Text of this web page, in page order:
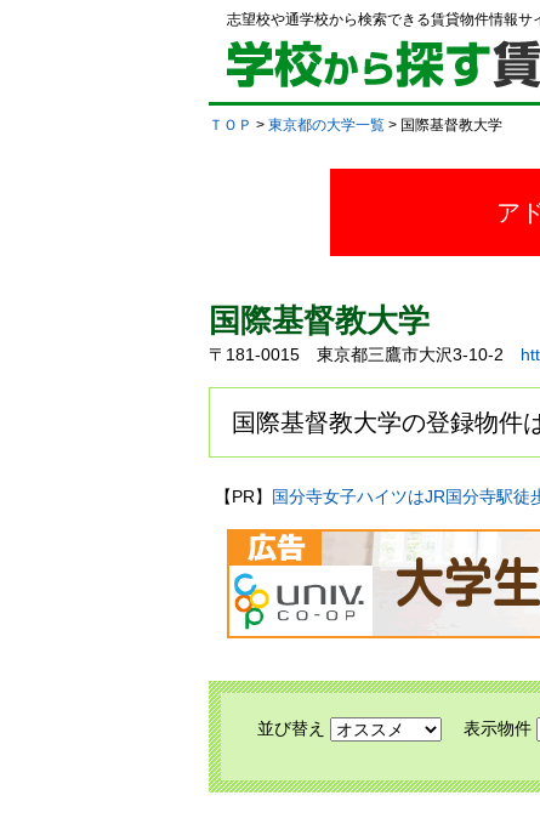
志望校や通学校から検索できる賃貸物件情報サ
ＴＯＰ > 東京都の大学一覧 > 国際基督教大学
ア
国際基督教大学
〒181-0015 東京都三鷹市大沢3-10-2
国際基督教大学の登録物件
【PR】 国分寺女子ハイツはJR国分寺駅徒
並び替え 表示物件